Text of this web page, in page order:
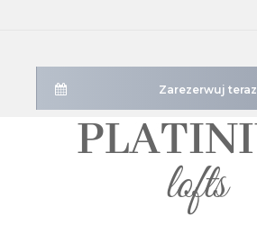
Zarezerwuj teraz